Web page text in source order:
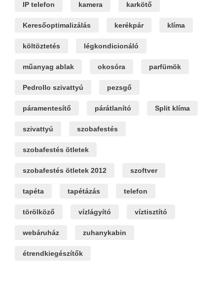
IP telefon kamera karkötő
Keresőoptimalizálás kerékpár klíma
költöztetés légkondicionáló
műanyag ablak okosóra parfümök
Pedrollo szivattyú pezsgő
páramentesítő párátlanító Split klíma
szivattyú szobafestés
szobafestés ötletek
szobafestés ötletek 2012 szoftver
tapéta tapétázás telefon
törölköző vízlágyító víztisztító
webáruház zuhanykabin
étrendkiegészítők